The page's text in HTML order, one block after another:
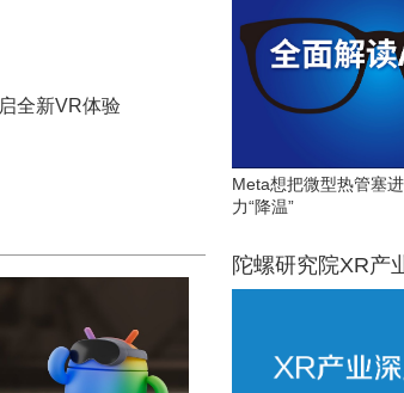
全新VR体验
Meta想把微型热管塞
力“降温”
陀螺研究院XR产